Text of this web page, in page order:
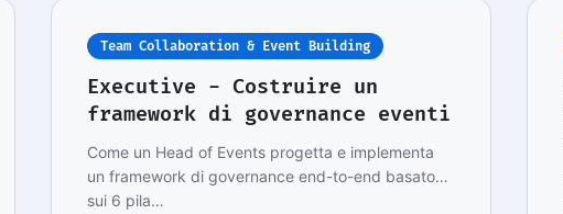
Team Collaboration & Event Building
Executive - Costruire un
framework di governance eventi
Come un Head of Events progetta e implementa
un framework di governance end-to-end basato
sui 6 pila…